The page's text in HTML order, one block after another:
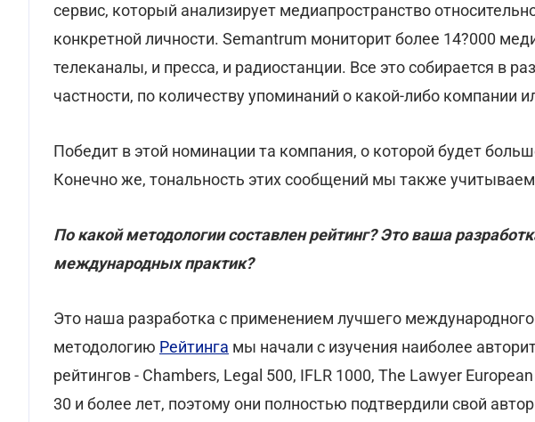
сервис, который анализирует медиапространство
конкретной личности. Semantrum мониторит более 14?000
телеканалы, и пресса, и радиостанции. Все это собирается в
частности, по количеству упоминаний о какой-либо компании
Победит в этой номинации та компания, о которой будет
Конечно же, тональность этих сообщений мы также
По какой методологии составлен рейтинг? Это ваша
международных практик?
Это наша разработка с применением лучшего
методологию Рейтинга мы начали с изучения наиболее
рейтингов - Chambers, Legal 500, IFLR 1000, The Lawyer
30 и более лет, поэтому они полностью подтвердили свой